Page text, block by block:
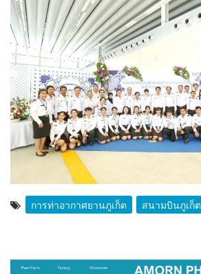
การท่าอากาศยานภูเก็ต สนามบินภูเก็ต